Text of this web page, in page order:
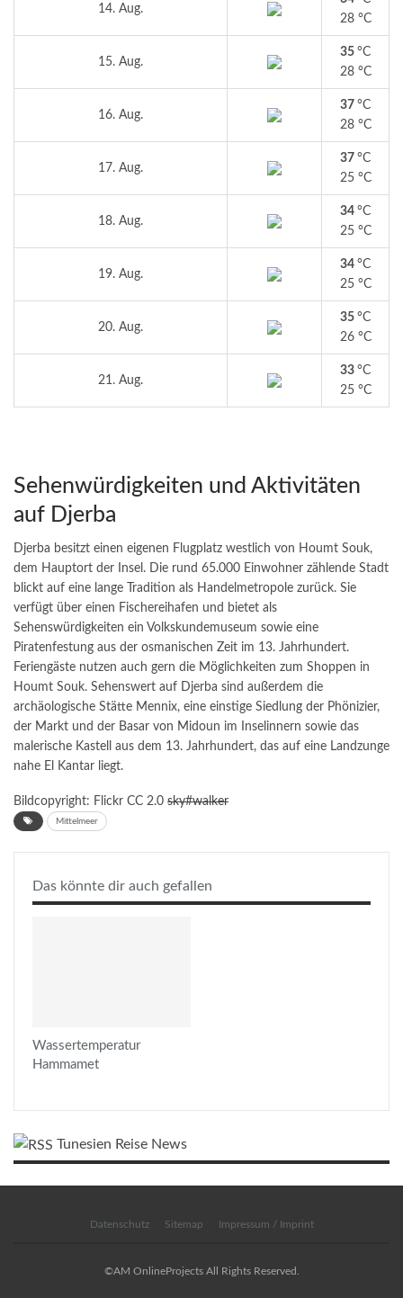
14. Aug.
28 °C
15. Aug.
35 °C
28 °C
16. Aug.
37 °C
28 °C
17. Aug.
37 °C
25 °C
18. Aug.
34 °C
25 °C
19. Aug.
34 °C
25 °C
20. Aug.
35 °C
26 °C
21. Aug.
33 °C
25 °C
Sehenwürdigkeiten und Aktivitäten
auf Djerba
Djerba besitzt einen eigenen Flugplatz westlich von Houmt Souk,
dem Hauptort der Insel. Die rund 65.000 Einwohner zählende Stadt
blickt auf eine lange Tradition als Handelmetropole zurück. Sie
verfügt über einen Fischereihafen und bietet als
Sehenswürdigkeiten ein Volkskundemuseum sowie eine
Piratenfestung aus der osmanischen Zeit im 13. Jahrhundert.
Feriengäste nutzen auch gern die Möglichkeiten zum Shoppen in
Houmt Souk. Sehenswert auf Djerba sind außerdem die
archäologische Stätte Mennix, eine einstige Siedlung der Phönizier,
der Markt und der Basar von Midoun im Inselinnern sowie das
malerische Kastell aus dem 13. Jahrhundert, das auf eine Landzunge
nahe El Kantar liegt.
Bildcopyright: Flickr CC 2.0 sky#walker
Mittelmeer
Das könnte dir auch gefallen
Wassertemperatur
Hammamet
Tunesien Reise News
Datenschutz Sitemap Impressum / Imprint
©AM OnlineProjects All Rights Reserved.